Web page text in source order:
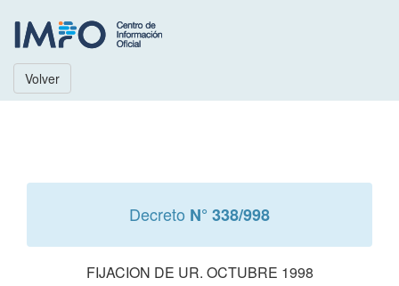
Volver
Decreto N° 338/998
FIJACION DE UR. OCTUBRE 1998